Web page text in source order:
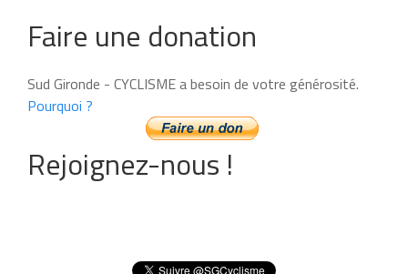
Faire une donation
Sud Gironde - CYCLISME a besoin de votre générosité.
Pourquoi ?
Rejoignez-nous !